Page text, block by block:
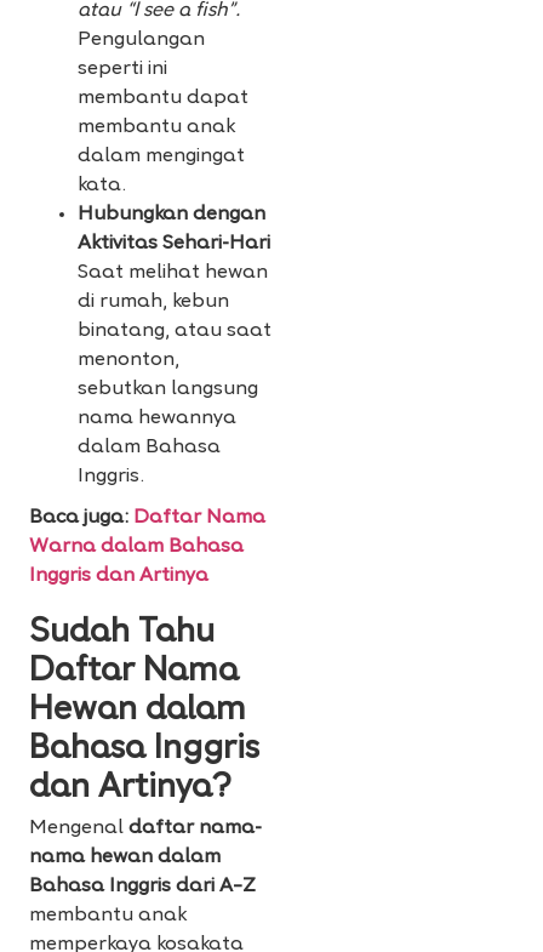
atau “I see a fish”.
Pengulangan
seperti ini
membantu dapat
membantu anak
dalam mengingat
kata.
Hubungkan dengan
Aktivitas Sehari-Hari
Saat melihat hewan
di rumah, kebun
binatang, atau saat
menonton,
sebutkan langsung
nama hewannya
dalam Bahasa
Inggris.
Baca juga: Daftar Nama
Warna dalam Bahasa
Inggris dan Artinya
Sudah Tahu
Daftar Nama
Hewan dalam
Bahasa Inggris
dan Artinya?
Mengenal daftar nama-
nama hewan dalam
Bahasa Inggris dari A–Z
membantu anak
memperkaya kosakata